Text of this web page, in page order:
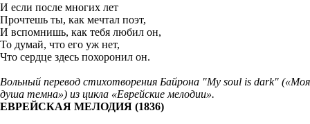
И если после многих лет
Прочтешь ты, как мечтал поэт,
И вспомнишь, как тебя любил он,
То думай, что его уж нет,
Что сердце здесь похоронил он.
Вольный перевод стихотворения Байрона "My soul is dark" («Моя
душа темна») из цикла «Еврейские мелодии».
ЕВРЕЙСКАЯ МЕЛОДИЯ (1836)